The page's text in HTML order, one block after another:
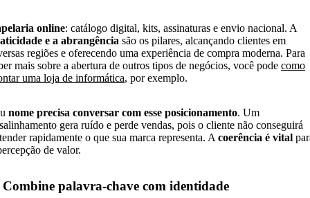
online: catálogo digital, kits, assinaturas e envio nacional. A
e a abrangência são os pilares, alcançando clientes em
regiões e oferecendo uma experiência de compra moderna. Para
mais sobre a abertura de outros tipos de negócios, você pode como
uma loja de informática, por exemplo.
nome precisa conversar com esse posicionamento. Um
gera ruído e perde vendas, pois o cliente não conseguirá
rapidamente o que sua marca representa. A coerência é vital
de valor.
Combine palavra-chave com identidade